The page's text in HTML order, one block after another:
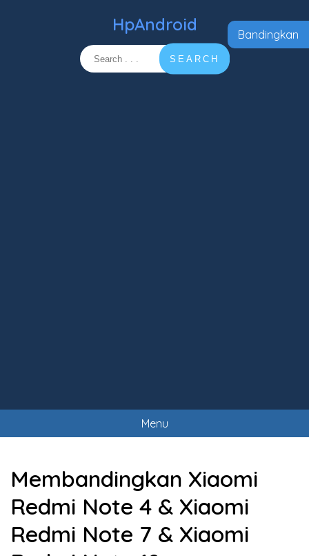
HpAndroid
SEARCH
Menu
Membandingkan Xiaomi
Redmi Note 4 & Xiaomi
Redmi Note 7 & Xiaomi
Bandingkan